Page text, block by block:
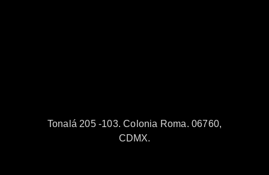
Tonalá 205 -103. Colonia Roma. 06760,
CDMX.